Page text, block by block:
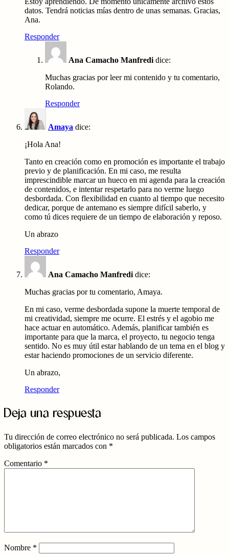
datos. Tendrá noticias mías dentro de unas semanas. Gracias,
Ana.
Responder
Ana Camacho Manfredi dice:
Muchas gracias por leer mi contenido y tu comentario,
Rolando.
Responder
Amaya dice:
¡Hola Ana!
Tanto en creación como en promoción es importante el trabajo
previo y de planificación. En mi caso, me resulta
imprescindible marcar un hueco en mi agenda para la creación
de contenidos, e intentar respetarlo para no verme luego
desbordada. Con flexibilidad en cuanto al tiempo que necesito
dedicar, porque de antemano es siempre difícil saberlo, y
como tú dices requiere de un tiempo de elaboración y reposo.
Un abrazo
Responder
Ana Camacho Manfredi dice:
Muchas gracias por tu comentario, Amaya.
En mi caso, verme desbordada supone la muerte temporal de
mi creatividad, siempre me ocurre. El estrés y el agobio me
hace actuar en automático. Además, planificar también es
importante para que la marca, el proyecto, tu negocio tenga
sentido. No es muy útil estar hablando de un tema en el blog y
estar haciendo promociones de un servicio diferente.
Un abrazo,
Responder
Deja una respuesta
Tu dirección de correo electrónico no será publicada. Los campos
obligatorios están marcados con *
Comentario *
Nombre *